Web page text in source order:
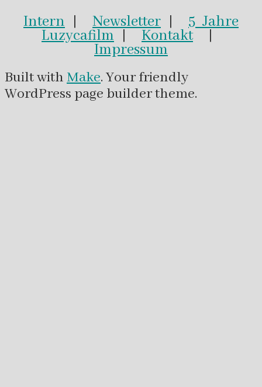
Intern | Newsletter | 5 Jahre
Luzycafilm | Kontakt|
Impressum
Built with Make. Your friendly
WordPress page builder theme.